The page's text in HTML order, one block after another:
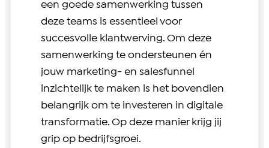
een goede samenwerking tussen
deze teams is essentieel voor
succesvolle klantwerving. Om deze
samenwerking te ondersteunen én
jouw marketing- en salesfunnel
inzichtelijk te maken is het bovendien
belangrijk om te investeren in digitale
transformatie. Op deze manier krijg jij
grip op bedrijfsgroei.